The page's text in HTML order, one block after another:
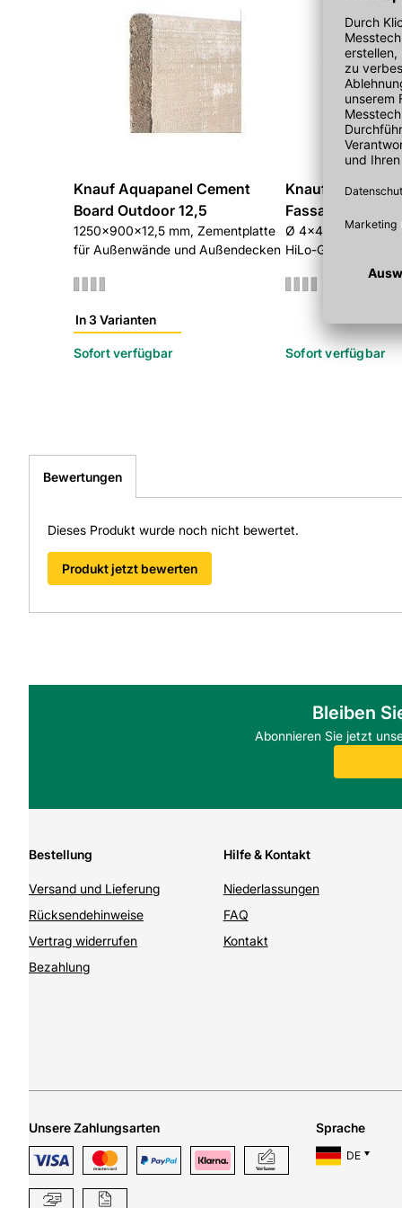
Verursacht Hautreizungen.
Verursacht schwere Augenschäden.
Kann die Atemwege reizen.
Knauf Aquapanel Cement
Board Outdoor 12,5
1250x900x12,5 mm, Zementplatte
für Außenwände und Außendecken
In 3 Varianten
Sofort verfügbar
Knauf
Ø 4x40 mm,
HiLo-Gewinde, 250
Sofort verfügbar
Bewertungen
Dieses Produkt wurde noch nicht bewertet.
Produkt jetzt bewerten
Bleiben
Abonnieren Sie jetzt
Bestellung
Versand und Lieferung
Rücksendehinweise
Vertrag widerrufen
Bezahlung
Hilfe & Kontakt
Niederlassungen
FAQ
Kontakt
Unsere Zahlungsarten Sprache
DE